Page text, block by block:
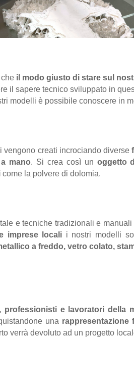
il modo giusto di stare sul
il sapere tecnico sviluppato in
modelli è possibile conoscere in
vengono creati incrociando diverse
mano. Si crea così un oggetto
come la polvere di dolomia.
e tecniche tradizionali e
imprese locali i nostri modelli
a freddo, vetro colato,
professionisti e lavoratori della
una
verrà devoluto ad un progetto